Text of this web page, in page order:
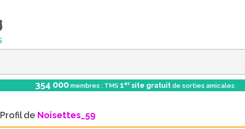
354 000 membres : TMS 1er site gratuit de sorties amicales
Profil de Noisettes_59